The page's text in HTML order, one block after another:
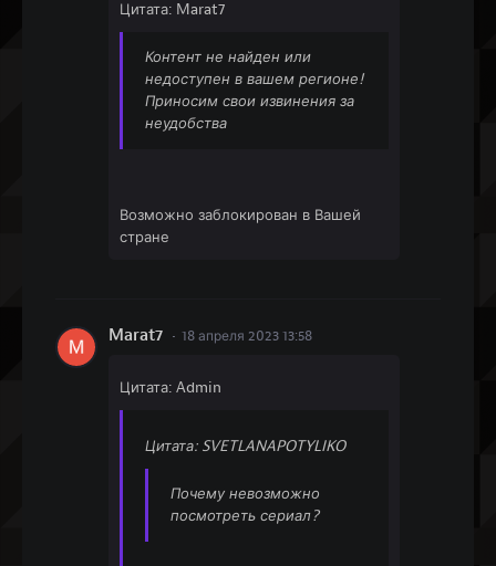
Цитата: Marat7
Контент не найден или
недоступен в вашем регионе!
Приносим свои извинения за
неудобства
Возможно заблокирован в Вашей
стране
Marat7 18 апреля 2023 13:58
Цитата: Admin
Цитата: SVETLANAPOTYLIKO
Почему невозможно
посмотреть сериал?